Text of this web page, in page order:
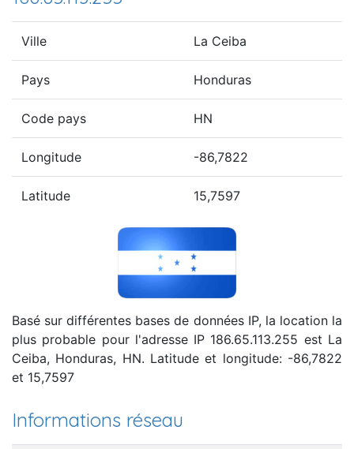
Ville La Ceiba
Pays Honduras
Code pays HN
Longitude -86,7822
Latitude 15,7597
Basé sur différentes bases de données IP, la location la
plus probable pour l'adresse IP 186.65.113.255 est La
Ceiba, Honduras, HN. Latitude et longitude: -86,7822
et 15,7597
Informations réseau